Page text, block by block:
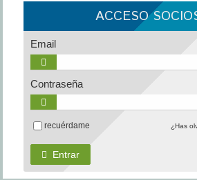
ACCESO
Email
Contraseña
recuérdame ¿Has
Entrar